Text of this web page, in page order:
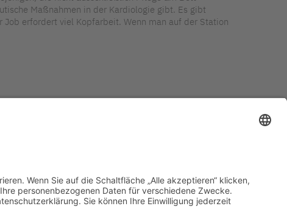
Maßnahmen in der Kardiologie gibt. Es gibt
erfordert viel Kopfarbeit. Wenn man auf der Station
bkgev.de |Cookie-Einstellungen|pflege@bkgev.de